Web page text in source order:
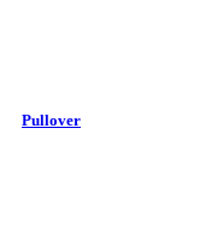
Pullover